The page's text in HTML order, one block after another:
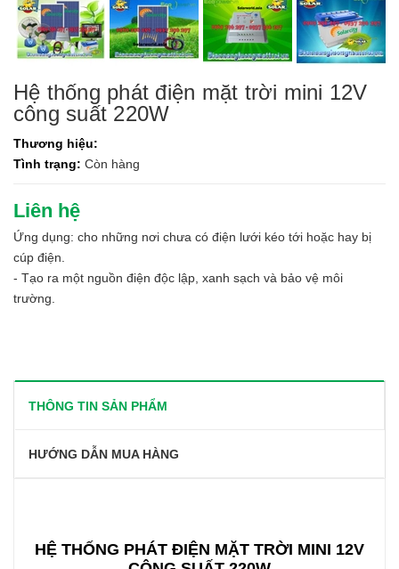
Hệ thống phát điện mặt trời mini 12V
công suất 220W
Thương hiệu:
Tình trạng: Còn hàng
Liên hệ
Ứng dụng: cho những nơi chưa có điện lưới kéo tới hoặc hay bị
cúp điện.
- Tạo ra một nguồn điện độc lập, xanh sạch và bảo vệ môi
trường.
THÔNG TIN SẢN PHẨM
HƯỚNG DẪN MUA HÀNG
HỆ THỐNG PHÁT ĐIỆN MẶT TRỜI MINI 12V